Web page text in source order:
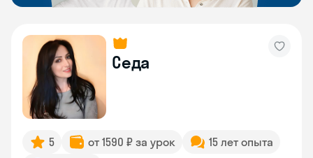
Седа
5 от 1590 ₽ за урок
15 лет опыта